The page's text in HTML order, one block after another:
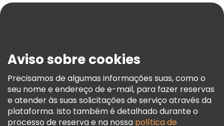
Termos E Informações Legais
Política De Cookies
Freetour Prémios
Programa De Fidelidade
Aviso sobre cookies
Precisamos de algumas informações suas, como o
seu nome e endereço de e-mail, para fazer reservas
e atender às suas solicitações de serviço através da
plataforma. Isto também é detalhado durante o
processo de reserva e na nossa política de